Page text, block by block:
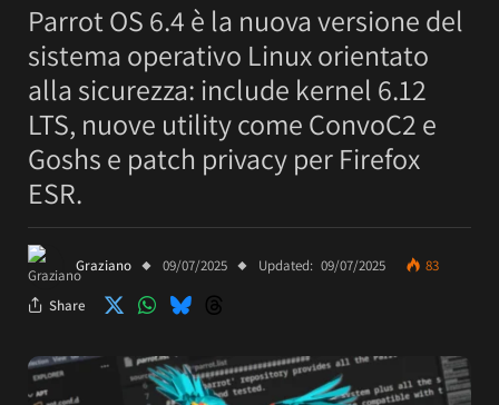
Parrot OS 6.4 è la nuova versione del
sistema operativo Linux orientato
alla sicurezza: include kernel 6.12
LTS, nuove utility come ConvoC2 e
Goshs e patch privacy per Firefox
ESR.
Graziano 09/07/2025 Updated: 09/07/2025 83
Share